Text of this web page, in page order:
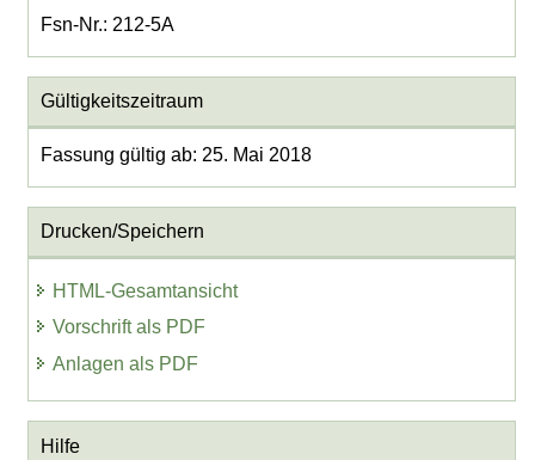
Fsn-Nr.: 212-5A
Gültigkeitszeitraum
Fassung gültig ab: 25. Mai 2018
Drucken/Speichern
HTML-Gesamtansicht
Vorschrift als PDF
Anlagen als PDF
Hilfe